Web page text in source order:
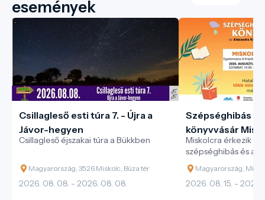
események
Csillagleső esti túra 7. - Újra a
Jávor-hegyen
Csillagleső éjszakai túra a Bükkben
Magyarország, 3526 Miskolc, Búza tér
2026. 08. 08. - 2026. 08. 08.
Szépséghibás
könyvvásár
Alexandra
Miskolcra érkezik
szépséghibás és
könyvvásársorozata!
Magyarország,
2026. 08. 15. - 2026.